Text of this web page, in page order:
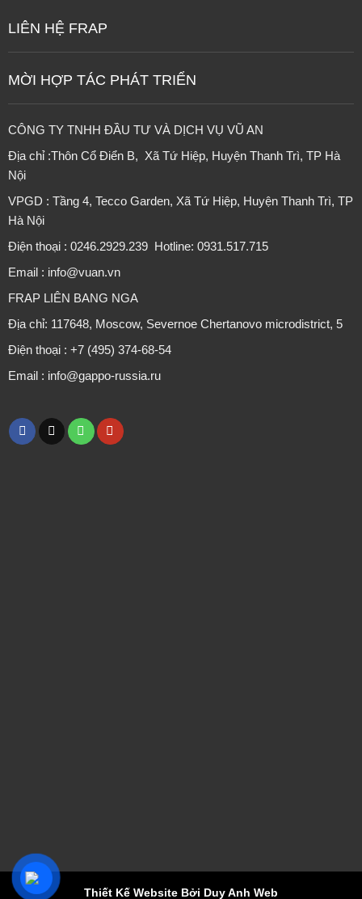
LIÊN HỆ FRAP
MỜI HỢP TÁC PHÁT TRIỂN
CÔNG TY TNHH ĐẦU TƯ VÀ DỊCH VỤ VŨ AN
Địa chỉ :Thôn Cổ Điển B, Xã Tứ Hiệp, Huyện Thanh Trì, TP Hà
Nội
VPGD : Tầng 4, Tecco Garden, Xã Tứ Hiệp, Huyện Thanh Trì, TP
Hà Nội
Điện thoại : 0246.2929.239 Hotline: 0931.517.715
Email : info@vuan.vn
FRAP LIÊN BANG NGA
Địa chỉ: 117648, Moscow, Severnoe Chertanovo microdistrict, 5
Điện thoại : +7 (495) 374-68-54
Email : info@gappo-russia.ru
Thiết Kế Website Bởi Duy Anh Web